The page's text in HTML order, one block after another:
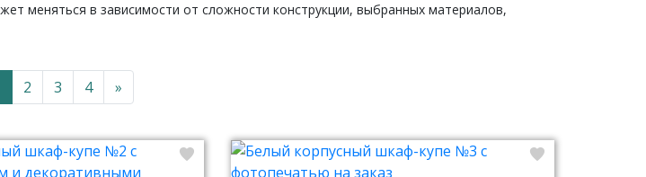
меняться в зависимости от сложности конструкции, выбранных материалов,
2 3 4 »